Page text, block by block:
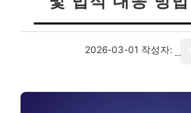
2026-03-01 작성자: